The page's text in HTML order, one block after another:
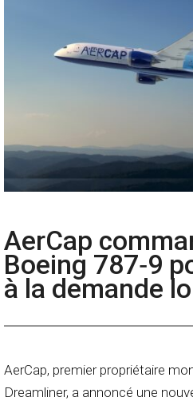
AerCap
Boeing 787‑9
à la demande
AerCap, premier propriétaire
Dreamliner, a annoncé une